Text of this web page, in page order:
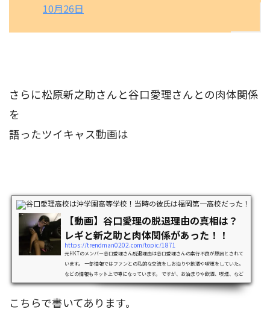
10月26日
さらに松原新之助さんと谷口愛理さんとの肉体関係
を
語ったツイキャス動画は
【動画】谷口愛理の脱退理由の真相は？
レギと新之助と肉体関係があった！！
https://trendman0202.com/topic/1871
元HKTのメンバー谷口愛理さん脱退理由は谷口愛理さんの素行不良が原因とされて
います。 一部情報ではファンとの私的な交流をしお泊りや飲酒や喫煙をしていた。
などの情報もネット上で噂になっています。 ですが、お泊まりや飲酒、喫煙、など
の写真が流出したわけでもなく真相は闇の中でした。 しかし調べていくと福岡の現
場ヲタを名乗る男が「真相を暴露する」と書き込みがなされ今回のHKT脱退の原因
になったのは 「レギ軍団」 が関与しているとのことでした。 しかも主犯格は谷口愛
こちらで書いてあります。